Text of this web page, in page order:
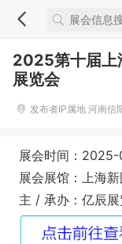
2025第十届上
展览会
发布者IP属地 河南信
展会时间：
展会展馆：上海
主 / 承办：亿辰